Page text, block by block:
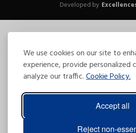
We use cookies on our site to
experience, provide personalized
analyze our traffic.Cookie Policy.
Accept all
Reject non-
Developed by